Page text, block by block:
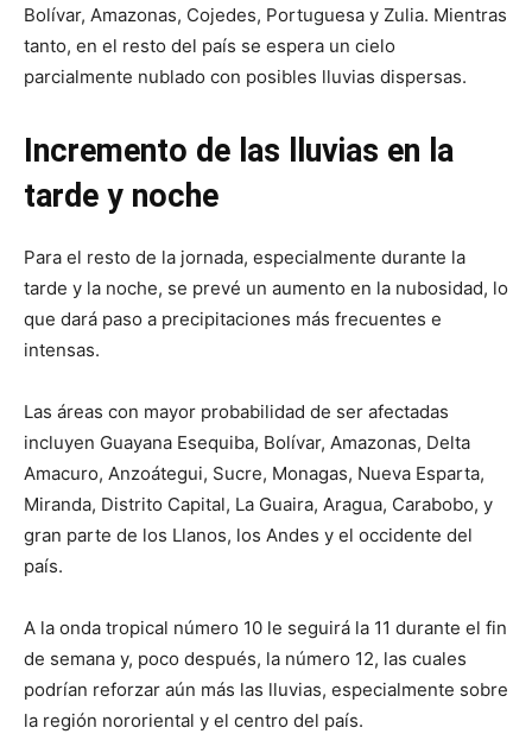
Bolívar, Amazonas, Cojedes, Portuguesa y Zulia. Mientras
tanto, en el resto del país se espera un cielo
parcialmente nublado con posibles lluvias dispersas.
Incremento de las lluvias en la
tarde y noche
Para el resto de la jornada, especialmente durante la
tarde y la noche, se prevé un aumento en la nubosidad, lo
que dará paso a precipitaciones más frecuentes e
intensas.
Las áreas con mayor probabilidad de ser afectadas
incluyen Guayana Esequiba, Bolívar, Amazonas, Delta
Amacuro, Anzoátegui, Sucre, Monagas, Nueva Esparta,
Miranda, Distrito Capital, La Guaira, Aragua, Carabobo, y
gran parte de los Llanos, los Andes y el occidente del
país.
A la onda tropical número 10 le seguirá la 11 durante el fin
de semana y, poco después, la número 12, las cuales
podrían reforzar aún más las lluvias, especialmente sobre
la región nororiental y el centro del país.